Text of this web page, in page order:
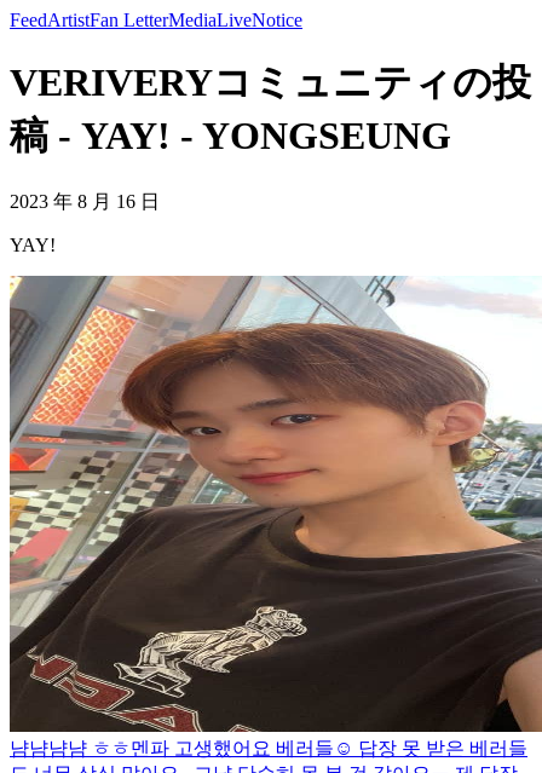
FeedArtistFan LetterMediaLiveNotice
VERIVERYコミュニティの投
稿 - YAY! - YONGSEUNG
2023 年 8 月 16 日
YAY!
냠냠냠냠 ㅎㅎ멘파 고생했어요 베러들☺️ 답장 못 받은 베러들